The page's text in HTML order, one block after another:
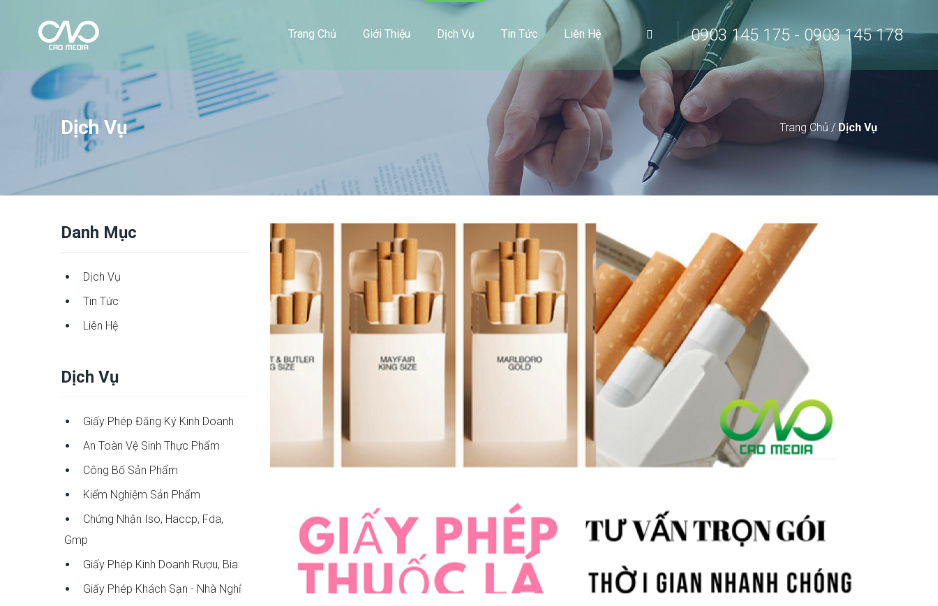
Trang Chủ Giới Thiệu Dịch Vụ Tin Tức Liên Hệ 0903 145 175 - 0903 145 178
Dịch Vụ Trang Chủ / Dịch Vụ
Danh Mục
Dịch Vụ
Tin Tức
Liên Hệ
Dịch Vụ
Giấy Phép Đăng Ký Kinh Doanh
An Toàn Vệ Sinh Thực Phẩm
Công Bố Sản Phẩm
Kiểm Nghiệm Sản Phẩm
Chứng Nhận Iso, Haccp, Fda,
Gmp
Giấy Phép Kinh Doanh Rượu, Bia
Giấy Phép Khách Sạn - Nhà Nghỉ